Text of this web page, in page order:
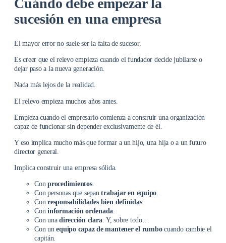
Cuándo debe empezar la
sucesión en una empresa
El mayor error no suele ser la falta de sucesor.
Es creer que el relevo empieza cuando el fundador decide jubilarse o
dejar paso a la nueva generación.
Nada más lejos de la realidad.
El relevo empieza muchos años antes.
Empieza cuando el empresario comienza a construir una organización
capaz de funcionar sin depender exclusivamente de él.
Y eso implica mucho más que formar a un hijo, una hija o a un futuro
director general.
Implica construir una empresa sólida.
Conprocedimientos.
Con personas que sepantrabajar en equipo.
Conresponsabilidades bien definidas.
Coninformación ordenada.
Con unadirección clara. Y, sobre todo…
Con unequipo capaz de mantener el rumbocuando cambie el
capitán.